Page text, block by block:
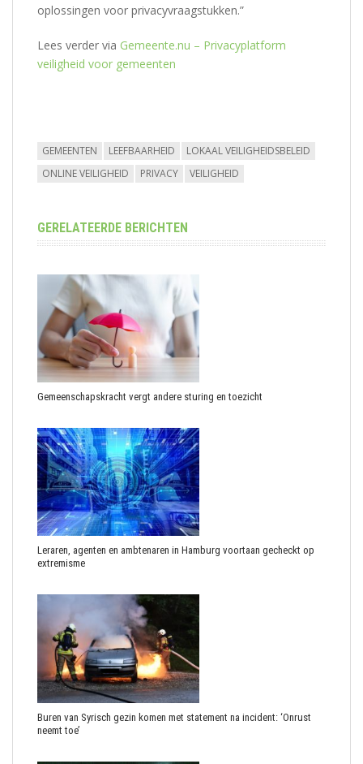
oplossingen voor privacyvraagstukken.”
Lees verder via Gemeente.nu – Privacyplatform
veiligheid voor gemeenten
GEMEENTEN LEEFBAARHEID
LOKAAL VEILIGHEIDSBELEID
ONLINE VEILIGHEID
PRIVACY VEILIGHEID
GERELATEERDE BERICHTEN
Gemeenschapskracht vergt andere sturing en toezicht
Leraren, agenten en ambtenaren in Hamburg voortaan gecheckt op
extremisme
Buren van Syrisch gezin komen met statement na incident: ‘Onrust
neemt toe’